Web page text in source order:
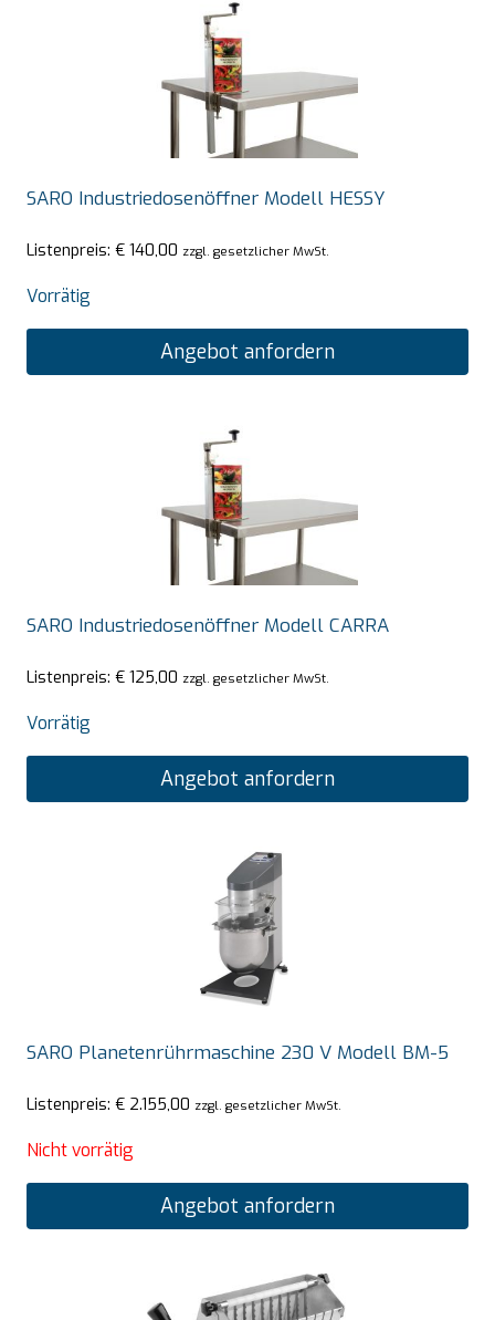
SARO Industriedosenöffner Modell HESSY
Listenpreis: € 140,00 zzgl. gesetzlicher MwSt.
Vorrätig
Angebot anfordern
SARO Industriedosenöffner Modell CARRA
Listenpreis: € 125,00 zzgl. gesetzlicher MwSt.
Vorrätig
Angebot anfordern
SARO Planetenrührmaschine 230 V Modell BM-5
Listenpreis: € 2.155,00 zzgl. gesetzlicher MwSt.
Nicht vorrätig
Angebot anfordern